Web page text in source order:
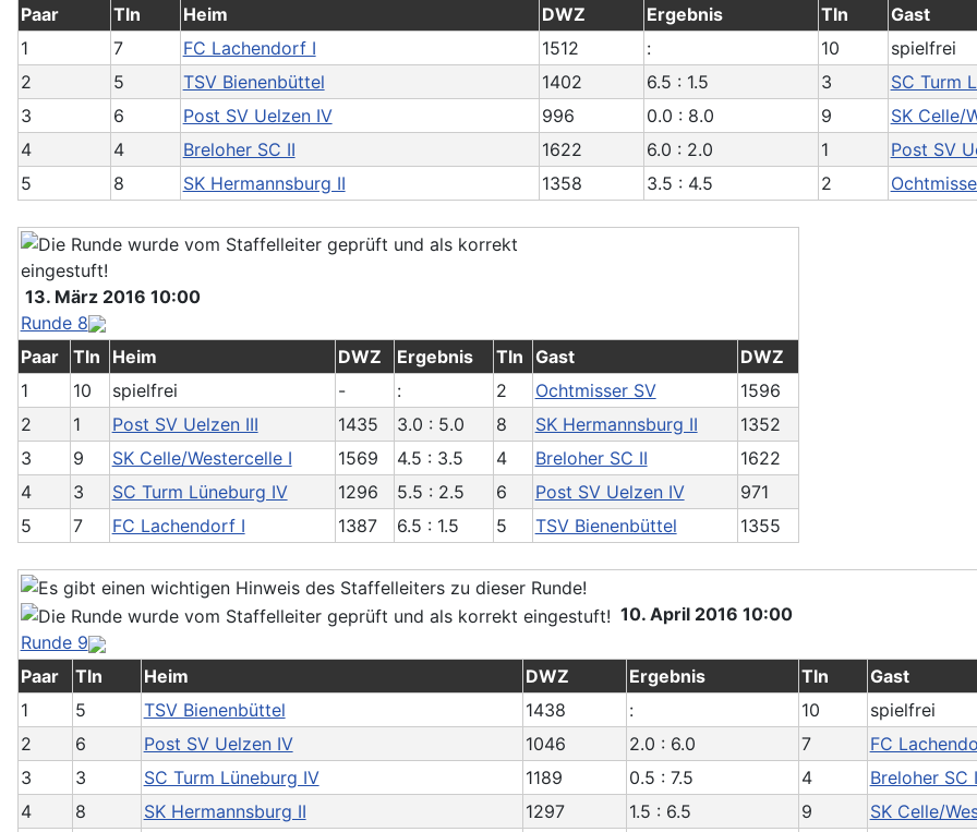
Paar
Tln Heim DWZ Ergebnis Tln
Gast
1
7 FC Lachendorf I 1512 : 10
spielfrei
2
5 TSV Bienenbüttel 1402 6.5 : 1.5 3
SC Turm
3
6 Post SV Uelzen IV 996 0.0 : 8.0 9
SK Celle/
4
4 Breloher SC II 1622 6.0 : 2.0 1
Post SV
5
8 SK Hermannsburg II 1358 3.5 : 4.5 2
13. März 2016 10:00
Runde 8
Paar
Tln Heim DWZ Ergebnis Tln Gast
DWZ
1
10 spielfrei - : 2 Ochtmisser SV
1596
2
1 Post SV Uelzen III 1435 3.0 : 5.0 8 SK Hermannsburg II
1352
3
9 SK Celle/Westercelle I 1569 4.5 : 3.5 4 Breloher SC II
1622
4
3 SC Turm Lüneburg IV 1296 5.5 : 2.5 6 Post SV Uelzen IV
971
5
7 FC Lachendorf I 1387 6.5 : 1.5 5 TSV Bienenbüttel 1355
10. April 2016 10:00
Runde 9
Paar
Tln Heim DWZ Ergebnis Tln
Gast
1
5 TSV Bienenbüttel 1438 : 10
spielfrei
2
6 Post SV Uelzen IV 1046 2.0 : 6.0 7
FC
3
3 SC Turm Lüneburg IV 1189 0.5 : 7.5 4
Breloher SC
4
8 SK Hermannsburg II 1297 1.5 : 6.5 9
SK Celle/